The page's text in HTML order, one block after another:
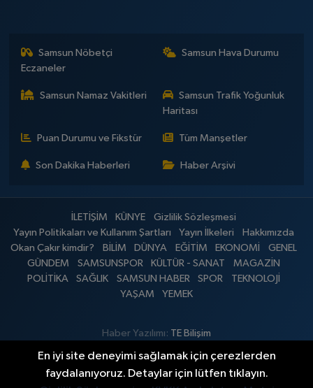
Samsun Nöbetçi
Eczaneler
Samsun Hava Durumu
Samsun Namaz Vakitleri
Samsun Trafik Yoğunluk
Haritası
Puan Durumu ve Fikstür Tüm Manşetler
Son Dakika Haberleri Haber Arşivi
İLETİŞİM KÜNYE
Gizlilik Sözleşmesi
Yayın Politikaları ve Kullanım Şartları
Yayın İlkeleri
Hakkımızda
Okan Çakır kimdir?
BİLİM DÜNYA EĞİTİM EKONOMİ
GENEL
GÜNDEM
SAMSUNSPOR KÜLTÜR - SANAT
MAGAZİN
POLİTİKA
SAĞLIK SAMSUN HABER SPOR
TEKNOLOJİ
YAŞAM
YEMEK
Haber Yazılımı: TE Bilişim
En iyi site deneyimi sağlamak için çerezlerden
faydalanıyoruz. Detaylar için lütfen tıklayın.